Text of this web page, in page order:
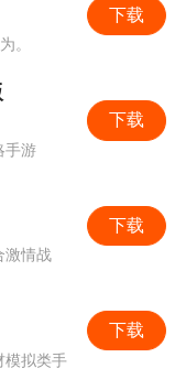
下载
。
下载
手游
下载
激情战
下载
模拟类手